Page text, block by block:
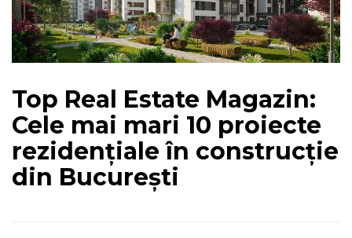
Top Real Estate Magazin:
Cele mai mari 10 proiecte
rezidențiale în construcție
din București